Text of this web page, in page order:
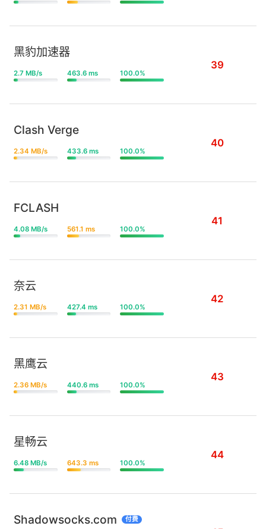
黑豹加速器
2.7 MB/s 463.6 ms 100.0%
39
Clash Verge
2.34 MB/s 433.6 ms 100.0%
40
FCLASH
4.08 MB/s 561.1 ms 100.0%
41
奈云
2.31 MB/s 427.4 ms 100.0%
42
黑鹰云
2.36 MB/s 440.6 ms 100.0%
43
星畅云
6.48 MB/s 643.3 ms 100.0%
44
Shadowsocks.com 付费